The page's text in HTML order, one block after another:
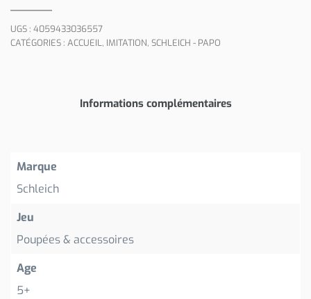
UGS : 4059433036557
CATÉGORIES : ACCUEIL, IMITATION, SCHLEICH - PAPO
Informations complémentaires
Marque
Schleich
Jeu
Poupées & accessoires
Age
5+